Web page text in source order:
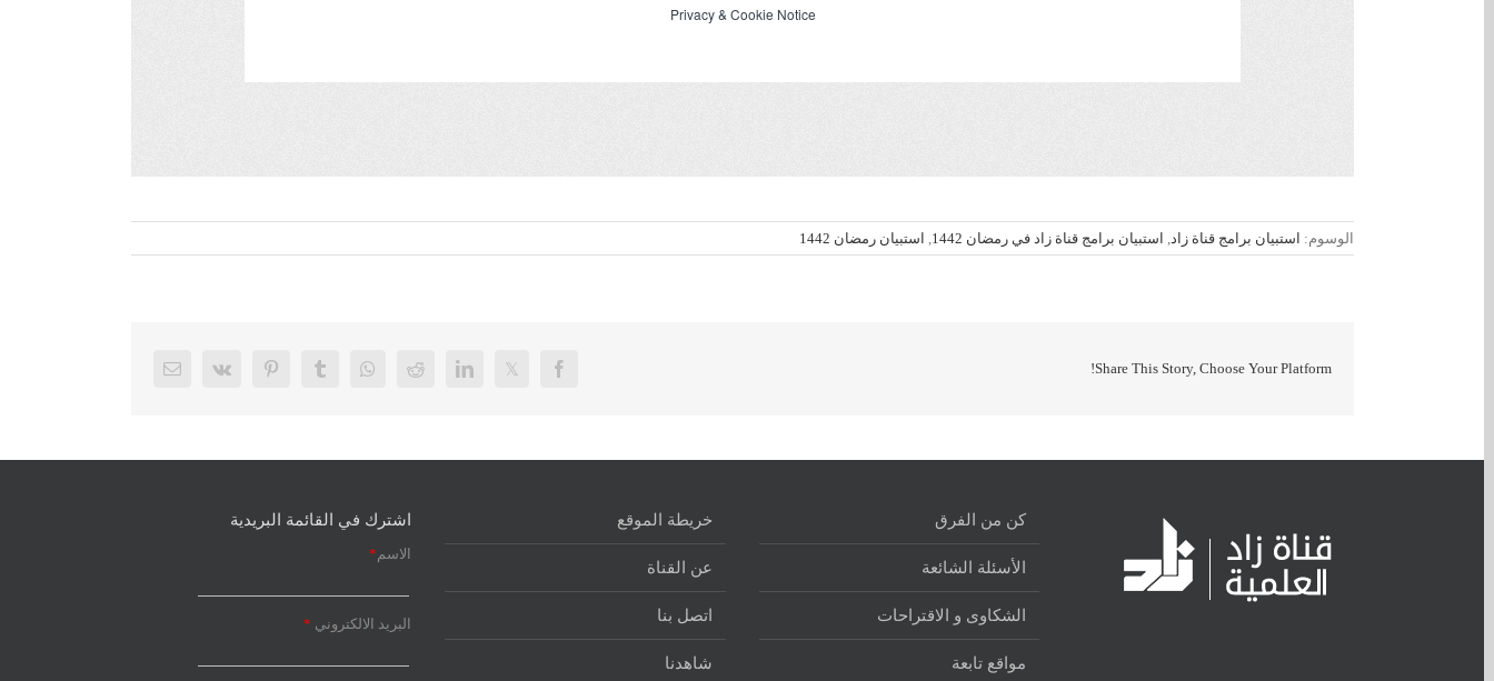
الوسوم: استبيان برامج قناة زاد, استبيان برامج قناة زاد في رمضان 1442 , استبيان رمضان 1442
Share This Story, Choose Your Platform!
كن من الفرق
الأسئلة الشائعة
الشكاوى و الاقتراحات
مواقع تابعة
خريطة الموقع
عن القناة
اتصل بنا
شاهدنا
اشترك في القائمة البريدية
الاسم*
البريد الالكتروني *